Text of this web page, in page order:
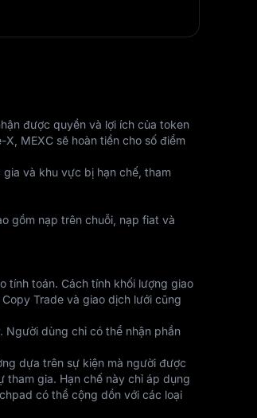
được quyền và lợi ích của token
MEXC sẽ hoàn tiền cho số điểm
và khu vực bị hạn chế, tham
gồm nạp trên chuỗi, nạp fiat và
tính toán. Cách tính khối lượng giao
Trade và giao dịch lưới cũng
Người dùng chỉ có thể nhận phần
dựa trên sự kiện mà người được
gia. Hạn chế này chỉ áp dụng
có thể cộng dồn với các loại